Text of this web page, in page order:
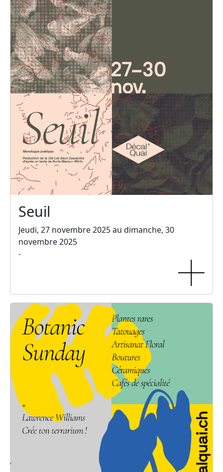
Seuil
Jeudi, 27 novembre 2025 au dimanche, 30
novembre 2025
-